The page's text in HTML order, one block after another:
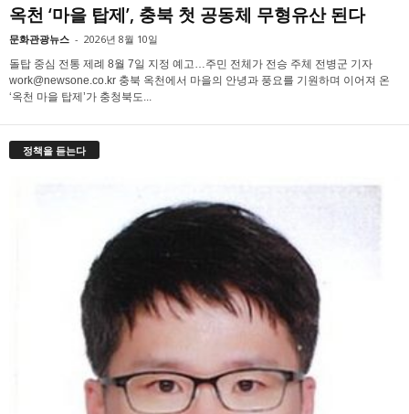
옥천 ‘마을 탑제’, 충북 첫 공동체 무형유산 된다
문화관광뉴스 - 2026년 8월 10일
돌탑 중심 전통 제례 8월 7일 지정 예고…주민 전체가 전승 주체 전병군 기자
work@newsone.co.kr 충북 옥천에서 마을의 안녕과 풍요를 기원하며 이어져 온
‘옥천 마을 탑제’가 충청북도...
정책을 듣는다